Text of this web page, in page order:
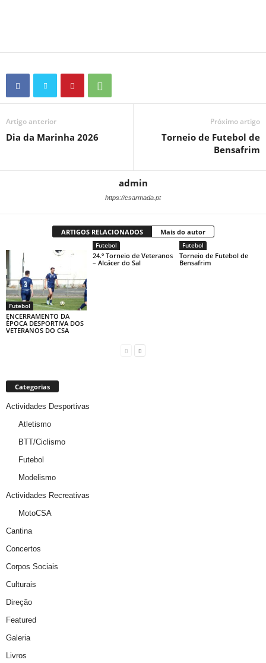
Artigo anterior
Dia da Marinha 2026
Próximo artigo
Torneio de Futebol de
Bensafrim
admin
https://csarmada.pt
ARTIGOS RELACIONADOS Mais do autor
Futebol
ENCERRAMENTO DA
ÉPOCA DESPORTIVA DOS
VETERANOS DO CSA
Futebol
24.º Torneio de Veteranos
– Alcácer do Sal
Futebol
Torneio de Futebol de
Bensafrim
Categorias
Actividades Desportivas
Atletismo
BTT/Ciclismo
Futebol
Modelismo
Actividades Recreativas
MotoCSA
Cantina
Concertos
Corpos Sociais
Culturais
Direção
Featured
Galeria
Livros